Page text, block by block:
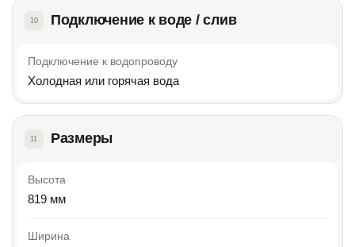
10 Подключение к воде / слив
Подключение к водопроводу
Холодная или горячая вода
11 Размеры
Высота
819 мм
Ширина